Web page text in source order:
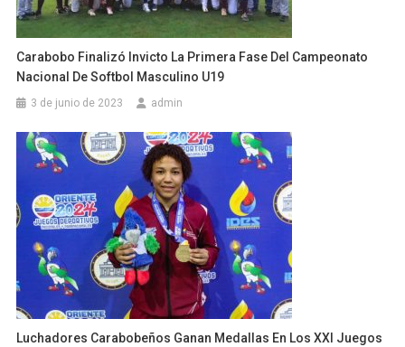
Carabobo Finalizó Invicto La Primera Fase Del Campeonato
Nacional De Softbol Masculino U19
3 de junio de 2023 admin
Luchadores Carabobeños Ganan Medallas En Los XXI Juegos